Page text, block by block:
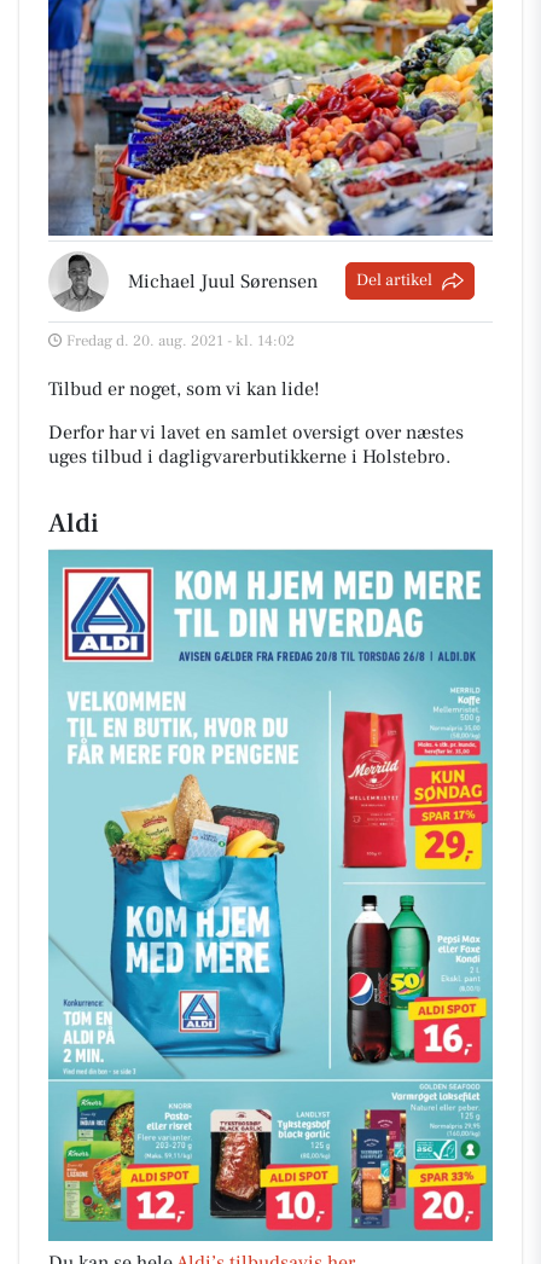
Michael Juul Sørensen Del artikel
Fredag d. 20. aug. 2021 - kl. 14:02
Tilbud er noget, som vi kan lide!
Derfor har vi lavet en samlet oversigt over næstes
uges tilbud i dagligvarerbutikkerne i Holstebro.
Aldi